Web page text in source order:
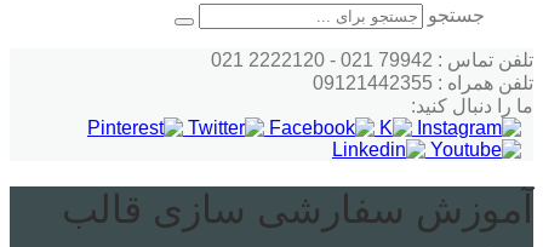
جستجو
تلفن تماس : 79942 021 - 2222120 021
تلفن همراه : 09121442355
ما را دنبال کنید:
آموزش سفارشی سازی قالب